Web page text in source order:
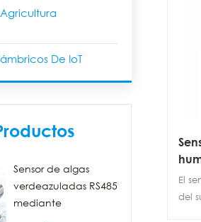
De IoT
Sensor de algas
verdeazuladas RS485
mediante
de
El
del